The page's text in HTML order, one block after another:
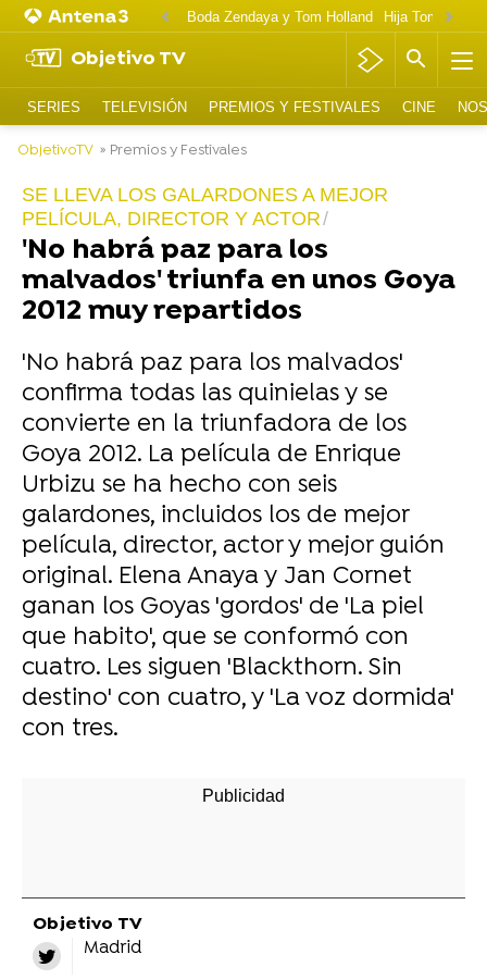
Boda Zendaya y Tom Holland Hija Tom
Objetivo TV
SERIES TELEVISIÓN PREMIOS Y FESTIVALES CINE
ObjetivoTV » Premios y Festivales
SE LLEVA LOS GALARDONES A MEJOR
PELÍCULA, DIRECTOR Y ACTOR
'No habrá paz para los
malvados' triunfa en unos Goya
2012 muy repartidos
'No habrá paz para los malvados'
confirma todas las quinielas y se
convierte en la triunfadora de los
Goya 2012. La película de Enrique
Urbizu se ha hecho con seis
galardones, incluidos los de mejor
película, director, actor y mejor guión
original. Elena Anaya y Jan Cornet
ganan los Goyas 'gordos' de 'La piel
que habito', que se conformó con
cuatro. Les siguen 'Blackthorn. Sin
destino' con cuatro, y 'La voz dormida'
con tres.
Objetivo TV
Madrid